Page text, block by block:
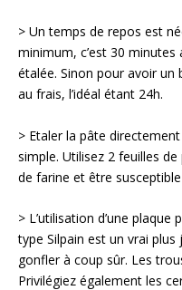
> Un temps de repos est
minimum, c’est 30 minutes
étalée. Sinon pour avoir
au frais, l’idéal étant 24h.
> Etaler la pâte
simple. Utilisez 2 feuilles
de farine et être
> L’utilisation d’une
type Silpain est un vrai
gonfler à coup sûr. Les
Privilégiez également les